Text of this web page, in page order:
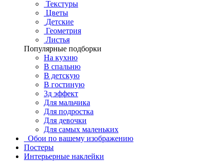
Текстуры
Цветы
Детские
Геометрия
Листья
Популярные подборки
На кухню
В спальню
В детскую
В гостиную
3д эффект
Для мальчика
Для подростка
Для девочки
Для самых маленьких
Обои по вашему изображению
Постеры
Интерьерные наклейки